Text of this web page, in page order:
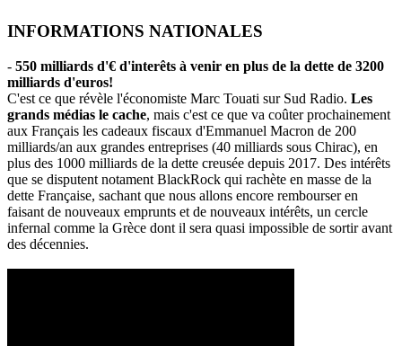
INFORMATIONS NATIONALES
- 550 milliards d'€ d'interêts à venir en plus de la dette de 3200
milliards d'euros!
C'est ce que révèle l'économiste Marc Touati sur Sud Radio. Les
grands médias le cache, mais c'est ce que va coûter prochainement
aux Français les cadeaux fiscaux d'Emmanuel Macron de 200
milliards/an aux grandes entreprises (40 milliards sous Chirac), en
plus des 1000 milliards de la dette creusée depuis 2017. Des intérêts
que se disputent notament BlackRock qui rachète en masse de la
dette Française, sachant que nous allons encore rembourser en
faisant de nouveaux emprunts et de nouveaux intérêts, un cercle
infernal comme la Grèce dont il sera quasi impossible de sortir avant
des décennies.